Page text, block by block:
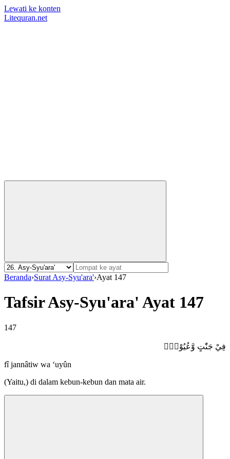
Lewati ke konten
Litequran.net
Beranda›Surat Asy-Syu'ara'›Ayat 147
Tafsir Asy-Syu'ara' Ayat 147
147
فِيْ جَنّٰتٍ وَّعُيُوْنٍۙ
fî jannâtiw wa ‘uyûn
(Yaitu,) di dalam kebun-kebun dan mata air.